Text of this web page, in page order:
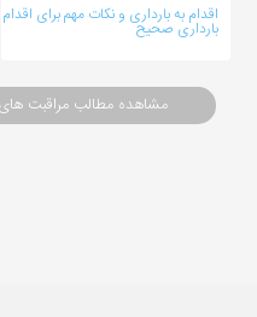
اقدام به بارداری و نکات مهم برای اقدام
بارداری صحیح
مشاهده مطالب مراقبت های